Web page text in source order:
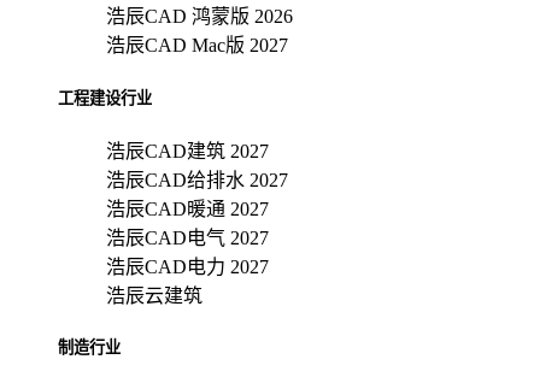
浩辰CAD 鸿蒙版 2026
浩辰CAD Mac版 2027
工程建设行业
浩辰CAD建筑 2027
浩辰CAD给排水 2027
浩辰CAD暖通 2027
浩辰CAD电气 2027
浩辰CAD电力 2027
浩辰云建筑
制造行业